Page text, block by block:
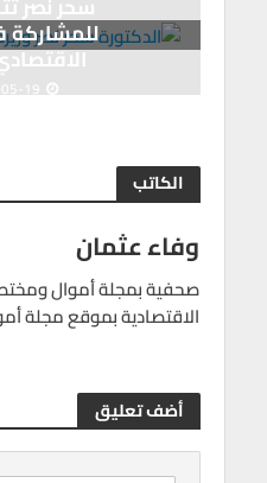
للمشاركة
19
الكاتب
وفاء عثمان
صحفية بمجلة أموال
الاقتصادية بموقع مجلة
أضف تعليق